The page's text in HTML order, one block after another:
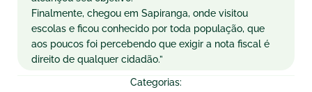
Finalmente, chegou em Sapiranga, onde visitou
escolas e ficou conhecido por toda população, que
aos poucos foi percebendo que exigir a nota fiscal é
direito de qualquer cidadão.”
Categorias: